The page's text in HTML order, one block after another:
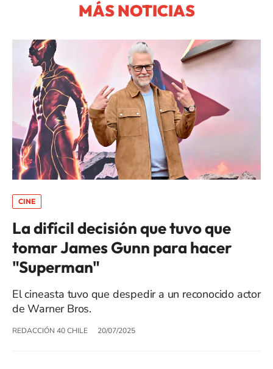
MÁS NOTICIAS
CINE
La difícil decisión que tuvo que
tomar James Gunn para hacer
"Superman"
El cineasta tuvo que despedir a un reconocido actor
de Warner Bros.
REDACCIÓN 40 CHILE 20/07/2025